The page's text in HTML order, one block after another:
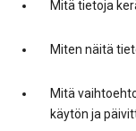
Mitä tietoja
Miten näitä
Mitä
käytön ja